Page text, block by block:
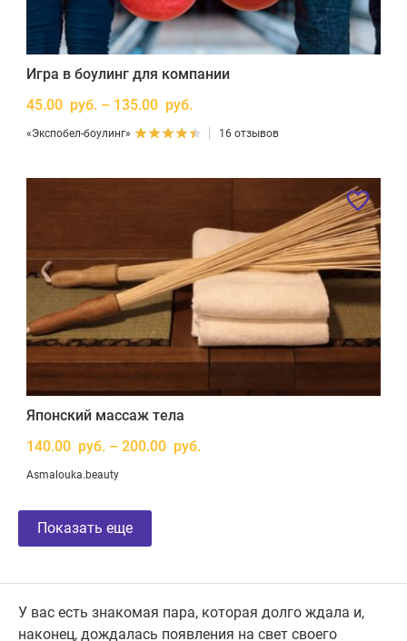
Игра в боулинг для компании
45.00 руб. – 135.00 руб.
«Экспобел-боулинг» 16 отзывов
Японский массаж тела
140.00 руб. – 200.00 руб.
Asmalouka.beauty
Показать еще
У вас есть знакомая пара, которая долго ждала и,
наконец, дождалась появления на свет своего